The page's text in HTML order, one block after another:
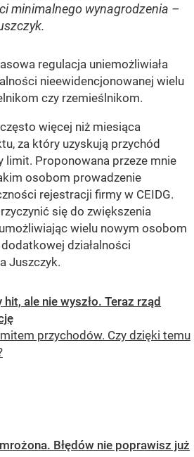
minimalnego wynagrodzenia –
regulacja uniemożliwiała
nieewidencjonowanej wielu
czy rzemieślnikom.
więcej niż miesiąca
za który uzyskują przychód
limit. Proponowana przeze mnie
osobom prowadzenie
rejestracji firmy w CEIDG.
się do zwiększenia
wielu nowym osobom
działalności
Juszczyk.
ale nie wyszło. Teraz rząd
przychodów. Czy dzięki temu
Błędów nie poprawisz już